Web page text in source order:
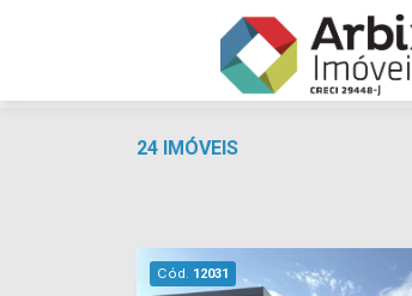
24 IMÓVEIS
Cód. 12031